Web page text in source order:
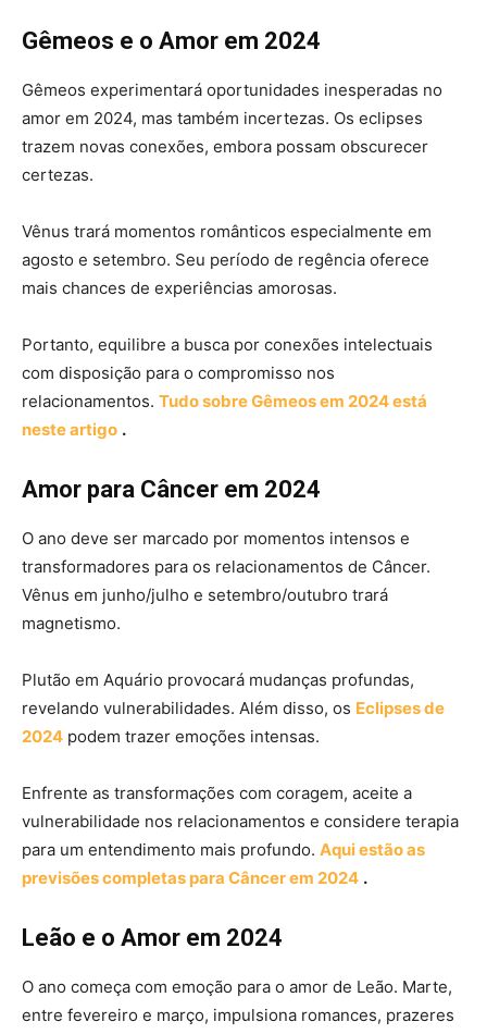
Gêmeos e o Amor em 2024
Gêmeos experimentará oportunidades inesperadas no
amor em 2024, mas também incertezas. Os eclipses
trazem novas conexões, embora possam obscurecer
certezas.
Vênus trará momentos românticos especialmente em
agosto e setembro. Seu período de regência oferece
mais chances de experiências amorosas.
Portanto, equilibre a busca por conexões intelectuais
com disposição para o compromisso nos
relacionamentos. Tudo sobre Gêmeos em 2024 está
neste artigo .
Amor para Câncer em 2024
O ano deve ser marcado por momentos intensos e
transformadores para os relacionamentos de Câncer.
Vênus em junho/julho e setembro/outubro trará
magnetismo.
Plutão em Aquário provocará mudanças profundas,
revelando vulnerabilidades. Além disso, os Eclipses de
2024 podem trazer emoções intensas.
Enfrente as transformações com coragem, aceite a
vulnerabilidade nos relacionamentos e considere terapia
para um entendimento mais profundo. Aqui estão as
previsões completas para Câncer em 2024 .
Leão e o Amor em 2024
O ano começa com emoção para o amor de Leão. Marte,
entre fevereiro e março, impulsiona romances, prazeres